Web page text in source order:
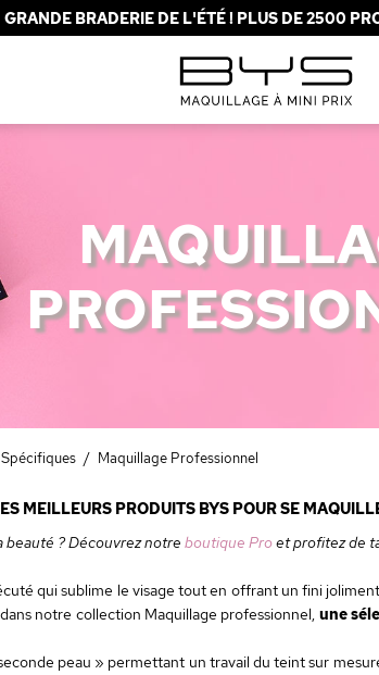
GRANDE BRADERIE DE L'ÉTÉ ! PLUS DE 2500
/ Maquillage Professionnel
MEILLEURS PRODUITS BYS POUR SE
beauté ? Découvrez notre boutique Proet profitez de
qui sublime le visage tout en offrant un fini
notre collection Maquillage professionnel, une
peau » permettant un travail du teint sur